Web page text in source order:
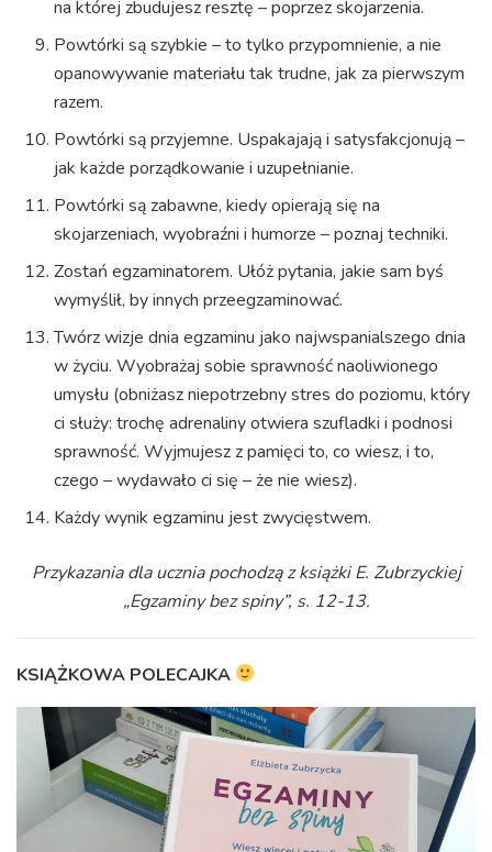
na której zbudujesz resztę – poprzez skojarzenia.
Powtórki są szybkie – to tylko przypomnienie, a nie
opanowywanie materiału tak trudne, jak za pierwszym
razem.
Powtórki są przyjemne. Uspakajają i satysfakcjonują –
jak każde porządkowanie i uzupełnianie.
Powtórki są zabawne, kiedy opierają się na
skojarzeniach, wyobraźni i humorze – poznaj techniki.
Zostań egzaminatorem. Ułóż pytania, jakie sam byś
wymyślił, by innych przeegzaminować.
Twórz wizje dnia egzaminu jako najwspanialszego dnia
w życiu. Wyobrażaj sobie sprawność naoliwionego
umysłu (obniżasz niepotrzebny stres do poziomu, który
ci służy: trochę adrenaliny otwiera szufladki i podnosi
sprawność. Wyjmujesz z pamięci to, co wiesz, i to,
czego – wydawało ci się – że nie wiesz).
Każdy wynik egzaminu jest zwycięstwem.
Przykazania dla ucznia pochodzą z książki E. Zubrzyckiej
„Egzaminy bez spiny”, s. 12-13.
KSIĄŻKOWA POLECAJKA